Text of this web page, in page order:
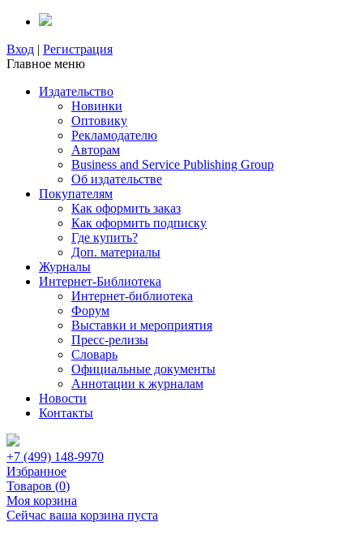
Вход | Регистрация
Главное меню
Издательство
Новинки
Оптовику
Рекламодателю
Авторам
Business and Service Publishing Group
Об издательстве
Покупателям
Как оформить заказ
Как оформить подписку
Где купить?
Доп. материалы
Журналы
Интернет-Библиотека
Интернет-библиотека
Форум
Выставки и мероприятия
Пресс-релизы
Словарь
Официальные документы
Аннотации к журналам
Новости
Контакты
+7 (499) 148-9970
Избранное
Товаров (0)
Моя корзина
Сейчас ваша корзина пуста